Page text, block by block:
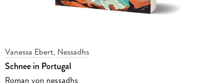
Vanessa Ebert, Nessadhs
Schnee in Portugal
Roman von nessadhs